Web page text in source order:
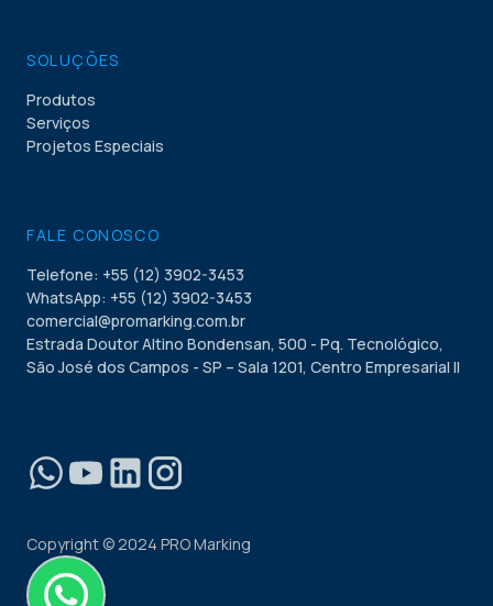
SOLUÇÕES
Produtos
Serviços
Projetos Especiais
FALE CONOSCO
Telefone: +55 (12) 3902-3453
WhatsApp: +55 (12) 3902-3453
comercial@promarking.com.br
Estrada Doutor Altino Bondensan, 500 - Pq. Tecnológico,
São José dos Campos - SP – Sala 1201, Centro Empresarial II
Copyright © 2024 PRO Marking